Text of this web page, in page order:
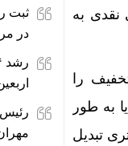
نقدی به
عفو و تخفیف را
یا به طور
تبدیل
ثبت
در